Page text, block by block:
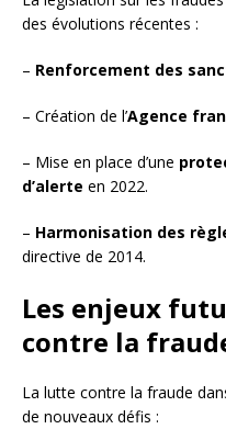
des évolutions récentes :
– Renforcement des
– Création de l’Agence
– Mise en place d’une
d’alerte en 2022.
– Harmonisation des
directive de 2014.
Les enjeux
contre la
La lutte contre la fraude
de nouveaux défis :